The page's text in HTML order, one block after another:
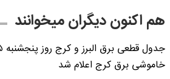
هم اکنون دیگران میخوانند
خاموشی برق کرج اعلام شد